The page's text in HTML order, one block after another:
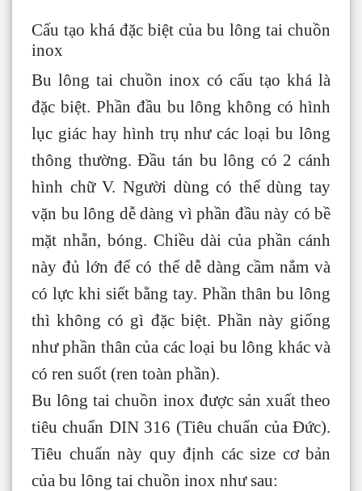
Cấu tạo khá đặc biệt của bu lông tai chuồn
inox
Bu lông tai chuồn inox có cấu tạo khá là
đặc biệt. Phần đầu bu lông không có hình
lục giác hay hình trụ như các loại bu lông
thông thường. Đầu tán bu lông có 2 cánh
hình chữ V. Người dùng có thể dùng tay
vặn bu lông dễ dàng vì phần đầu này có bề
mặt nhẵn, bóng. Chiều dài của phần cánh
này đủ lớn để có thể dễ dàng cầm nắm và
có lực khi siết bằng tay. Phần thân bu lông
thì không có gì đặc biệt. Phần này giống
như phần thân của các loại bu lông khác và
có ren suốt (ren toàn phần).
Bu lông tai chuồn inox được sản xuất theo
tiêu chuẩn DIN 316 (Tiêu chuẩn của Đức).
Tiêu chuẩn này quy định các size cơ bản
của bu lông tai chuồn inox như sau: